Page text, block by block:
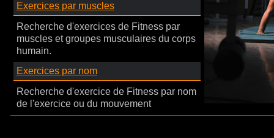
Exercices par muscles
Recherche d'exercices de Fitness par
muscles et groupes musculaires du corps
humain.
Exercices par nom
Recherche d'exercice de Fitness par nom
de l'exercice ou du mouvement